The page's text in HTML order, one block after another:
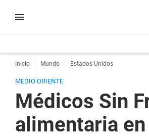
Inicio Mundo Estados Unidos
MEDIO ORIENTE
Médicos Sin
alimentaria en